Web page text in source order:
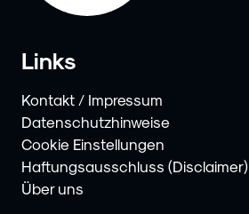
Links
Kontakt / Impressum
Datenschutzhinweise
Cookie Einstellungen
Haftungsausschluss (Disclaimer)
Über uns